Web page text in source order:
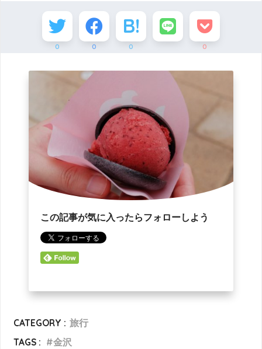
0 0 0 0
この記事が気に入ったらフォローしよう
CATEGORY : 旅行
TAGS :
金沢